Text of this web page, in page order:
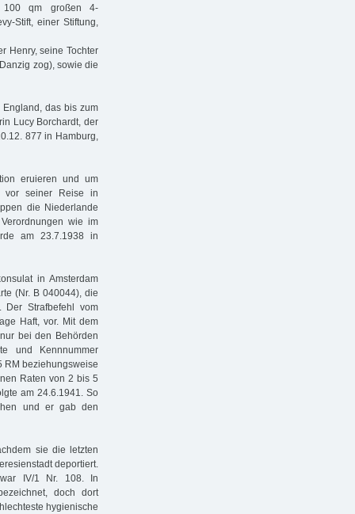
100 qm großen 4-
Stift, einer Stiftung,
Henry, seine Tochter
zog), sowie die
das bis zum
Lucy Borchardt, der
877 in Hamburg,
eruieren und um
vor seiner Reise in
die Niederlande
wie im
am 23.7.1938 in
in Amsterdam
(Nr. B 040044), die
Der Strafbefehl vom
Haft, vor. Mit dem
bei den Behörden
und Kennnummer
RM beziehungsweise
Raten von 2 bis 5
am 24.6.1941. So
und er gab den
sie die letzten
deportiert.
IV/1 Nr. 108. In
doch dort
hygienische